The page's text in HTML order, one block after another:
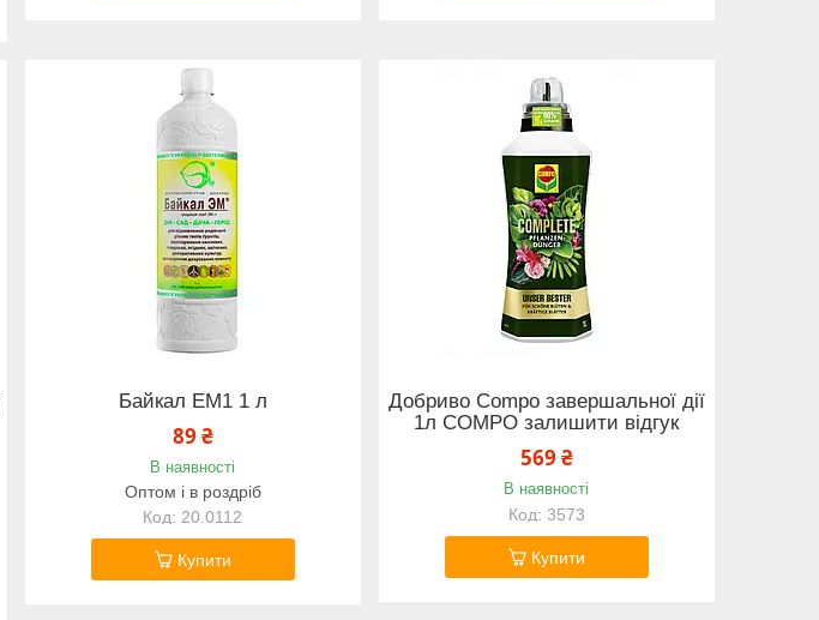
Байкал ЕМ1 1 л
89 ₴
В наявності
Оптом і в роздріб
20.0112
Купити
Добриво Compo завершальної дії
1л СОМРО залишити відгук
569 ₴
В наявності
3573
Купити